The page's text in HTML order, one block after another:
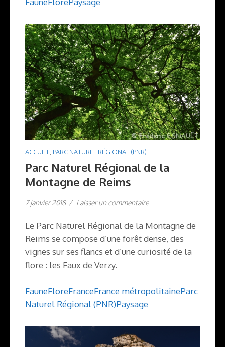
ACCUEIL PARC NATUREL RÉGIONAL (PNR)
Parc Naturel Régional de la
Montagne de Reims
7 janvier 2018 / Laisser un commentaire
Le Parc Naturel Régional de la Montagne de
Reims se compose d’une forêt dense, des
vignes sur ses flancs et d’une curiosité de la
flore : les Faux de Verzy.
FauneFloreFranceFrance métropolitaineParc
Naturel Régional (PNR)Paysage